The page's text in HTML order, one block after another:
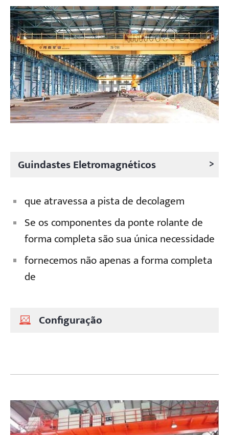
Guindastes Eletromagnéticos >
que atravessa a pista de decolagem
Se os componentes da ponte rolante de
forma completa são sua única necessidade
fornecemos não apenas a forma completa
de
Configuração